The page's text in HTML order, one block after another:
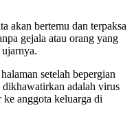
akan bertemu dan terpaksa
gejala atau orang yang
setelah bepergian
dikhawatirkan adalah virus
anggota keluarga di